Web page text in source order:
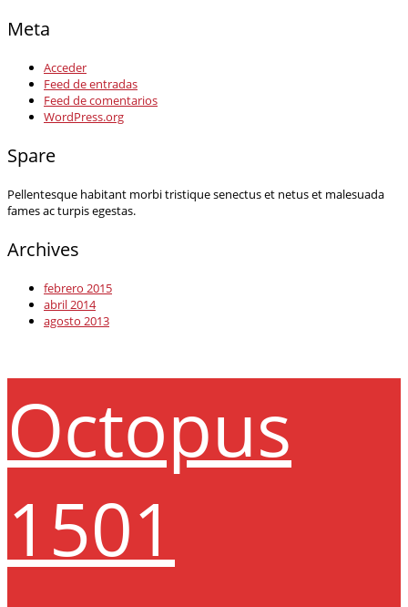
Meta
Acceder
Feed de entradas
Feed de comentarios
WordPress.org
Spare
Pellentesque habitant morbi tristique senectus et netus et malesuada
fames ac turpis egestas.
Archives
febrero 2015
abril 2014
agosto 2013
Octopus
1501